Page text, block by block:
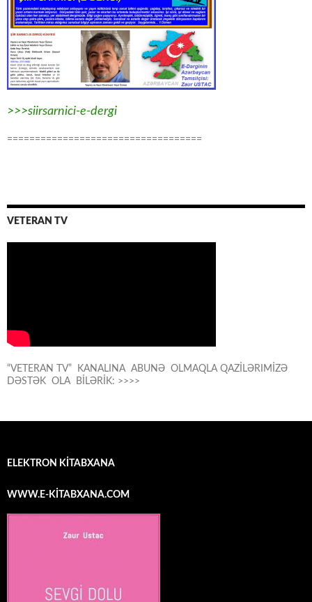
>>>siirsarnici-e-dergi
===================================
VETERAN TV
“VETERAN TV” KANALINA ABUNƏ OLMAQLA QAZİLƏRIMİZƏ
DƏSTƏK OLA BİLƏRİK: >>>>
ELEKTRON KİTABXANA
WWW.E-KİTABXANA.COM